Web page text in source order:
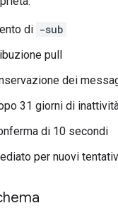
di -sub
pull
dei
31 giorni di
di 10 secondi
per nuovi